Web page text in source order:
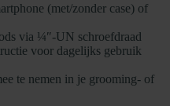
(met/zonder case) of
via ¼″-UN schroefdraad
voor dagelijks gebruik
te nemen in je grooming- of